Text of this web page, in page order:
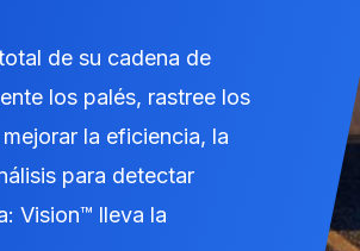
de su cadena de
los palés, rastree los
la eficiencia, la
para detectar
Vision™ lleva la